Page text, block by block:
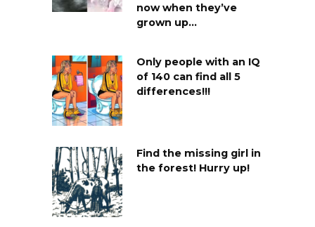
now when they’ve
grown up…
Only people with an IQ
of 140 can find all 5
differences!!!
Find the missing girl in
the forest! Hurry up!